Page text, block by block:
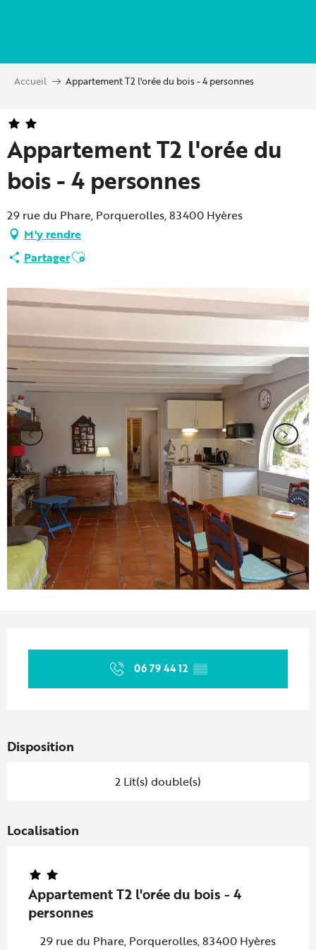
principal
Accueil Appartement T2 l'orée du bois - 4 personnes
Appartement T2 l'orée du
bois - 4 personnes
29 rue du Phare, Porquerolles, 83400 Hyères
M'y rendre
PartagerAjouter aux favoris
06 79 44 12 ▒▒
Disposition
2 Lit(s) double(s)
Localisation
Appartement T2 l'orée du bois - 4
personnes
29 rue du Phare, Porquerolles, 83400 Hyères